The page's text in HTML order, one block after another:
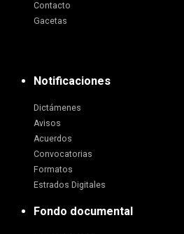
Contacto
Gacetas
Notificaciones
Dictámenes
Avisos
Acuerdos
Convocatorias
Formatos
Estrados Digitales
Fondo documental